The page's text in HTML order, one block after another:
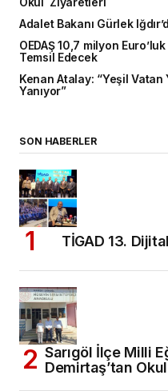
Adalet Bakanı Gürlek
OEDAŞ 10,7 milyon
Temsil Edecek
Kenan Atalay: “Yeşil
Yanıyor”
SON HABERLER
TİGAD 13.
Sarıgöl İlçe Milli
Demirtaş’tan